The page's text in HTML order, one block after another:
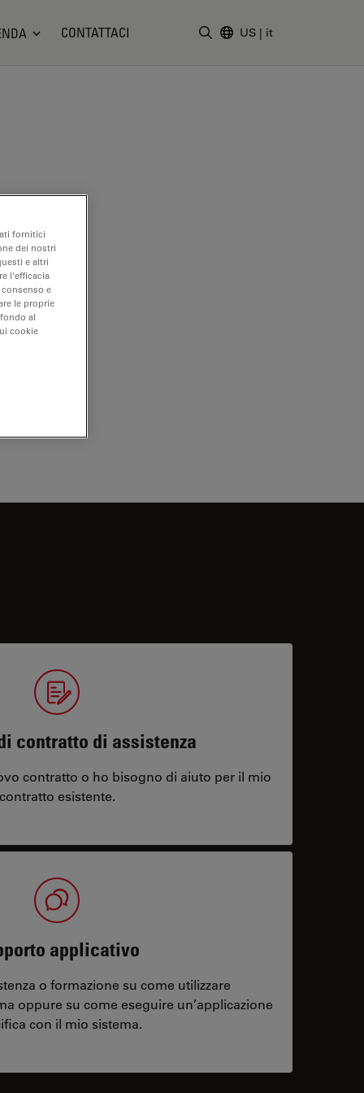
CONTATTACI US | it
contratto di assistenza
contratto o ho bisogno di aiuto per il mio
contratto esistente.
applicativo
o formazione su come utilizzare
oppure su come eseguire un’applicazione
con il mio sistema.
fornitici
dei nostri
e altri
l'efficacia
e
le proprie
al
cookie